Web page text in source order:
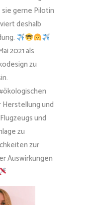
gerne Pilotin
deshalb
2021 als
zu
und
und
zu
zur
Auswirkungen